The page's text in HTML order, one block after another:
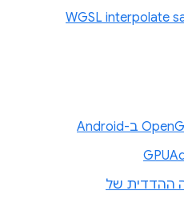
WGSL interpolate
ההדדית של